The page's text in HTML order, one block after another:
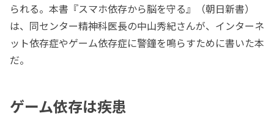
られる。本書『スマホ依存から脳を守る』（朝日新書）
は、同センター精神科医長の中山秀紀さんが、インターネ
ット依存症やゲーム依存症に警鐘を鳴らすために書いた本
だ。
ゲーム依存は疾患